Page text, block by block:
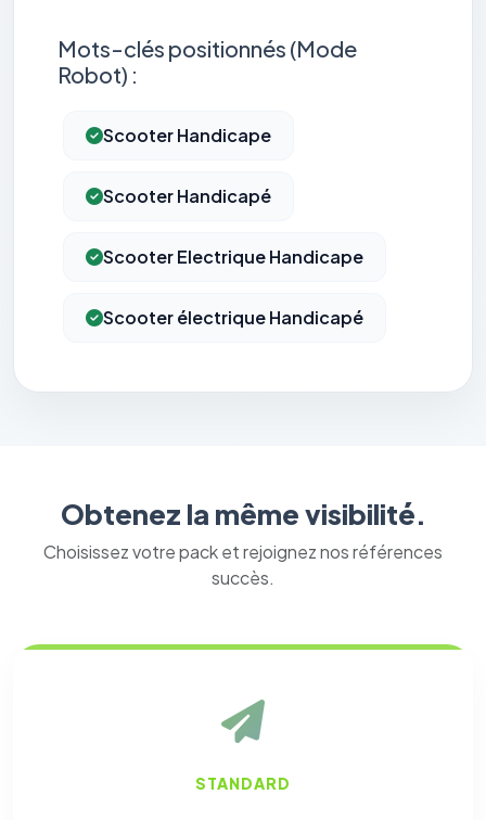
Mots-clés positionnés (Mode
Robot) :
Scooter Handicape
Scooter Handicapé
Scooter Electrique Handicape
Scooter électrique Handicapé
Obtenez la même visibilité.
Choisissez votre pack et rejoignez nos références
succès.
STANDARD